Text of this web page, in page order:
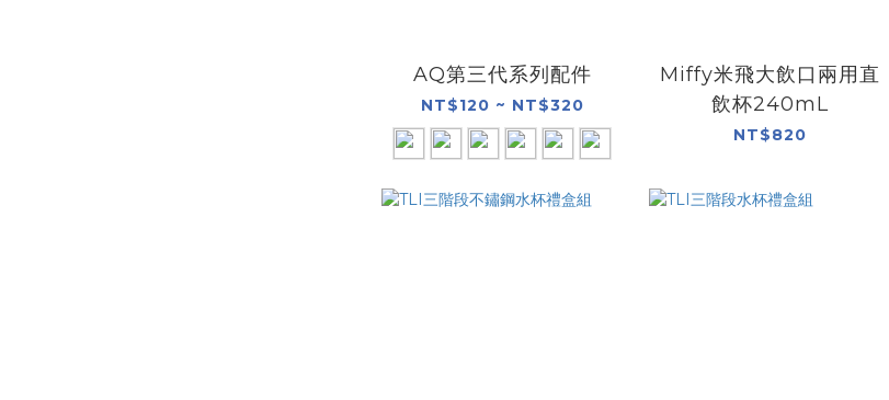
AQ第三代系列配件
NT$120 ~ NT$320
Miffy米飛大飲口兩用直
飲杯240mL
NT$820